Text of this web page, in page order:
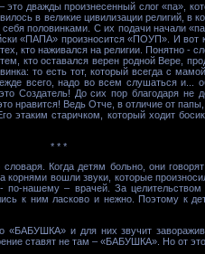
дважды произнесенный слог «па»,
в великие цивилизации религий, в
половинками. С их подачи начали
«ПАПА» произносится «ПОУП». И
кто наживался на религии. Понятно -
кто оставался верен родной Вере,
то есть тот, который всегда с
всего, надо во всем слушаться
Создатель! До сих пор благодаря не
Ведь Отче, в отличие от папы,
этаким старичком, который ходит
* * *
Когда детям больно, они
корнями вошли звуки, которые
- по-нашему – врачей. За
к ним ласково и нежно. Поэтому к
«БАБУШКА» и для них звучит
ставят не там – «БАБУШКА». Но от